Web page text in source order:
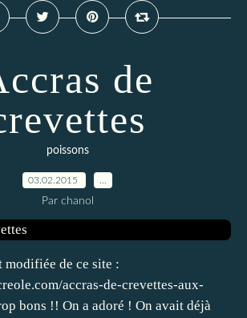
de
poissons
03.02.2015
Par chanol
modifiée de ce site :
accras-de-crevettes-aux-
bons !! On a adoré ! On avait déjà